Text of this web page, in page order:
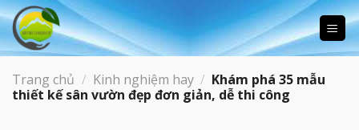
Skip
to
content
Trang chủ / Kinh nghiệm hay / Khám phá 35 mẫu
thiết kế sân vườn đẹp đơn giản, dễ thi công